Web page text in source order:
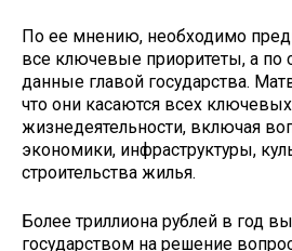
По ее мнению, необходимо
все ключевые приоритеты, а по
данные главой государства.
что они касаются всех
жизнедеятельности, включая
экономики, инфраструктуры,
строительства жилья.
Более триллиона рублей в год
государством на решение